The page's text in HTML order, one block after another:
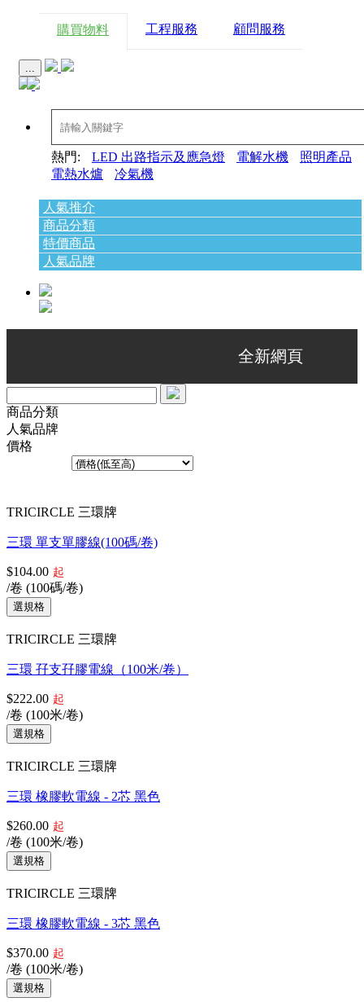
購買物料 工程服務 顧問服務
...
熱門: LED 出路指示及應急燈 電解水機
照明產品
電熱水爐
冷氣機
人氣推介
商品分類
特價商品
人氣品牌
全新網頁 升
商品分類
人氣品牌
價格
TRICIRCLE 三環牌
三環 單支單膠線(100碼/卷)
$104.00 起
/卷 (100碼/卷)
TRICIRCLE 三環牌
三環 孖支孖膠電線（100米/卷）
$222.00 起
/卷 (100米/卷)
TRICIRCLE 三環牌
三環 橡膠軟電線 - 2芯 黑色
$260.00 起
/卷 (100米/卷)
TRICIRCLE 三環牌
三環 橡膠軟電線 - 3芯 黑色
$370.00 起
/卷 (100米/卷)